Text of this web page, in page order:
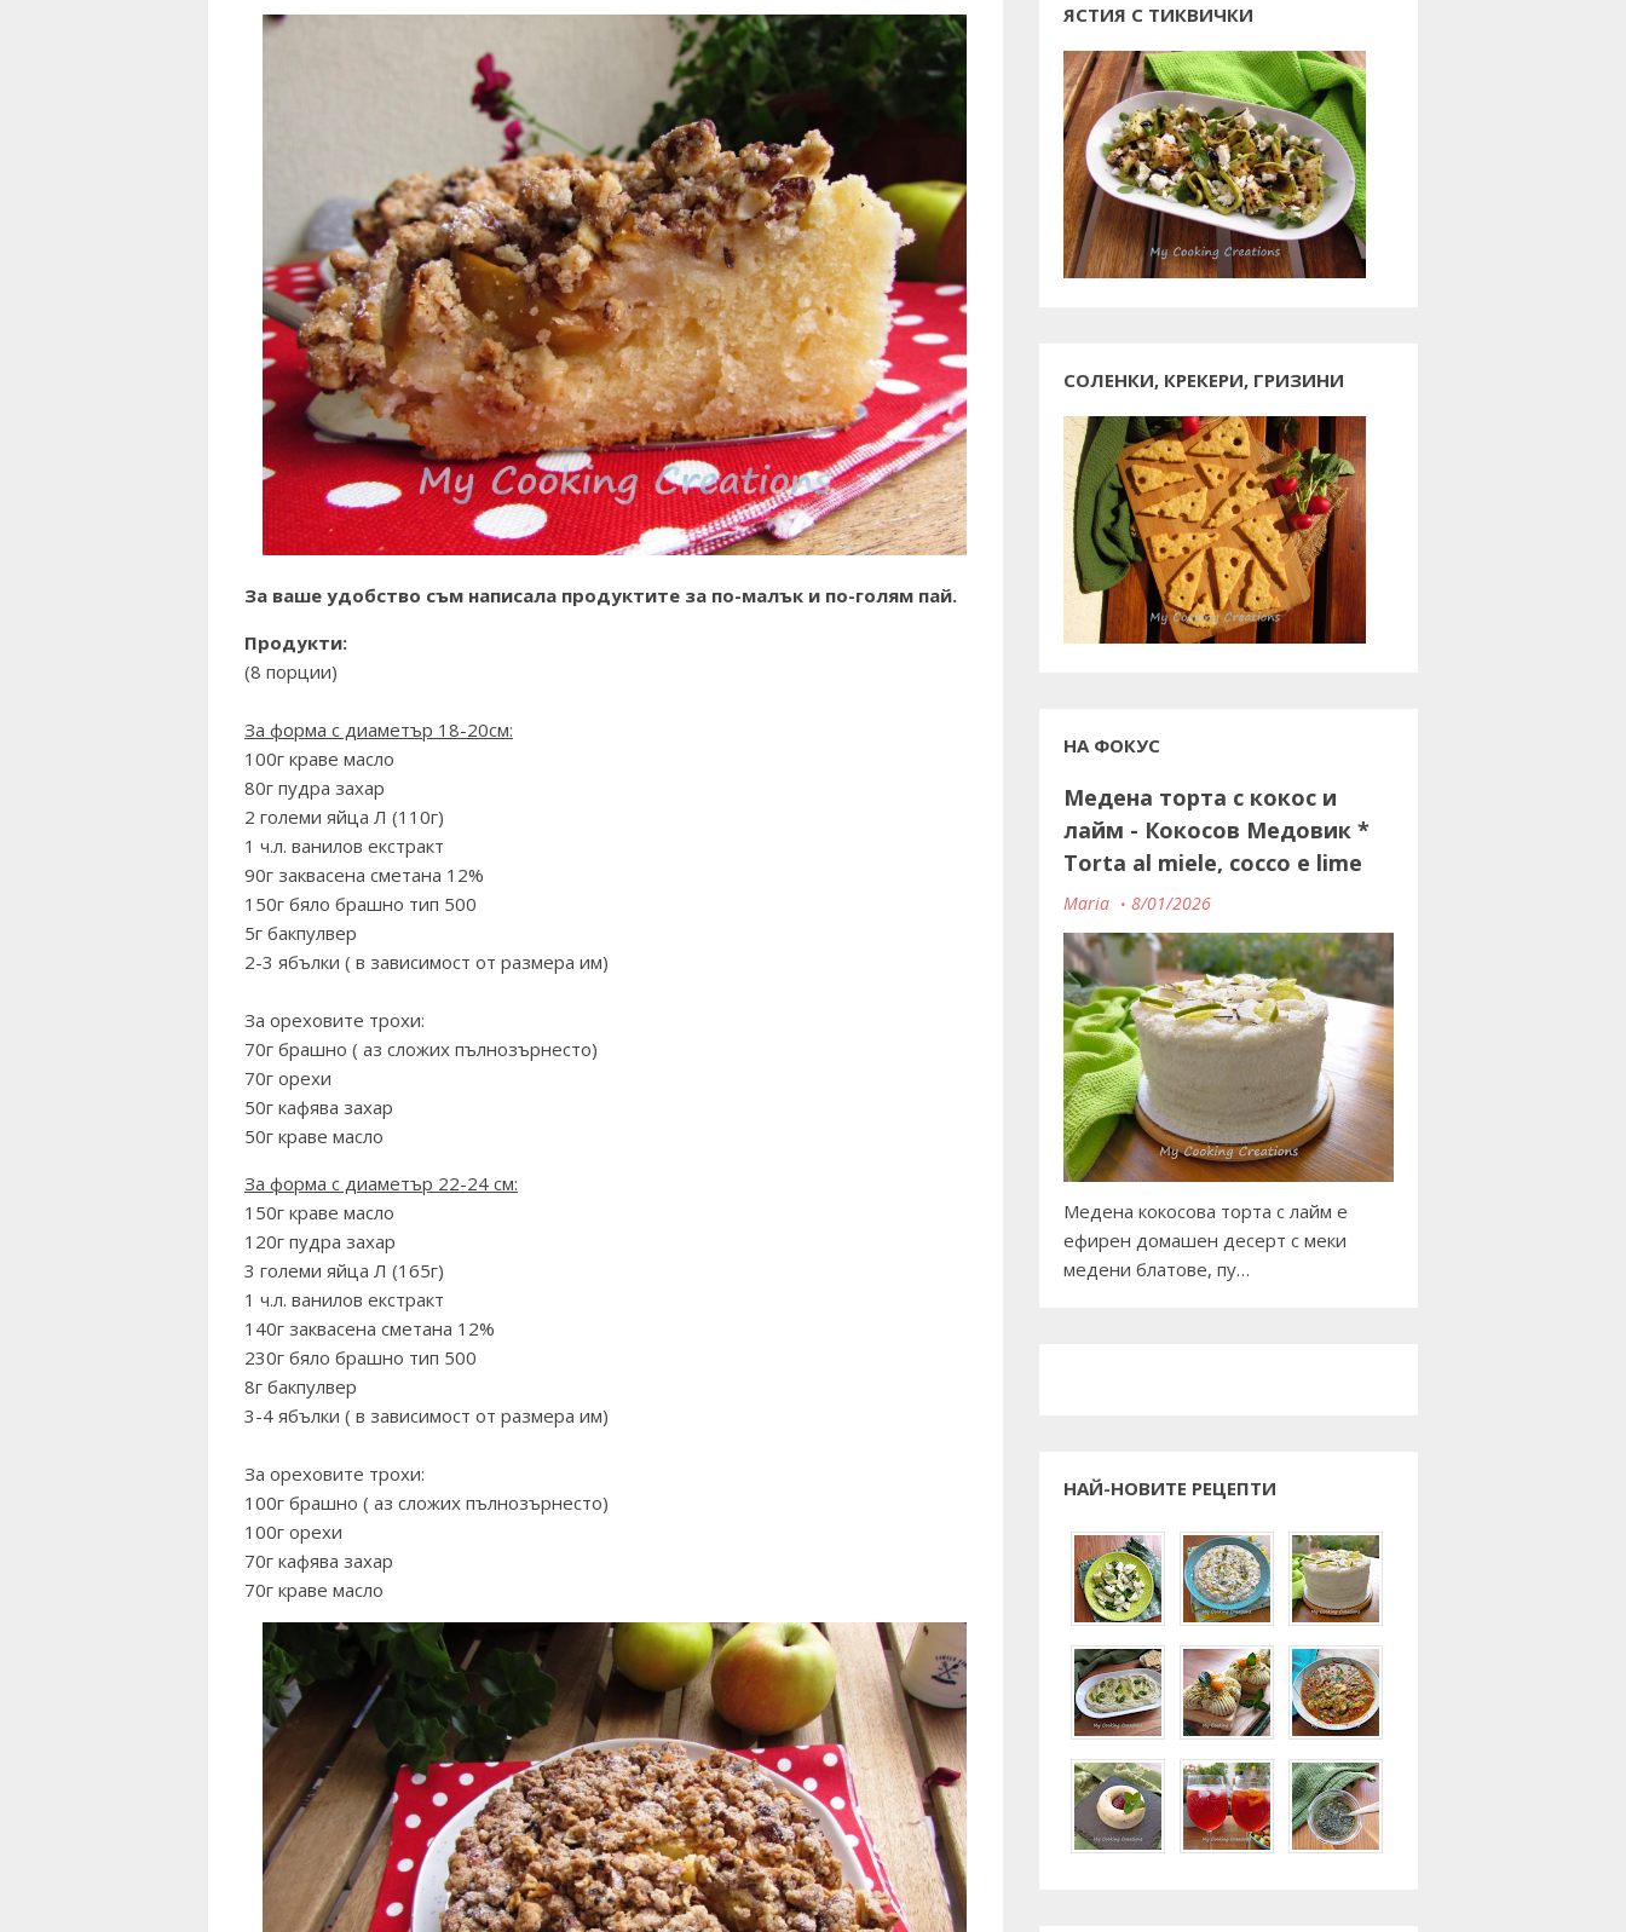
За ваше удобство съм написала продуктите за по-малък и по-голям пай.
Продукти:
(8 порции)
За форма с диаметър 18-20см:
100г краве масло
80г пудра захар
2 големи яйца Л (110г)
1 ч.л. ванилов екстракт
90г заквасена сметана 12%
150г бяло брашно тип 500
5г бакпулвер
2-3 ябълки ( в зависимост от размера им)
За ореховите трохи:
70г брашно ( аз сложих пълнозърнесто)
70г орехи
50г кафява захар
50г краве масло
За форма с диаметър 22-24 см:
150г краве масло
120г пудра захар
3 големи яйца Л (165г)
1 ч.л. ванилов екстракт
140г заквасена сметана 12%
230г бяло брашно тип 500
8г бакпулвер
3-4 ябълки ( в зависимост от размера им)
За ореховите трохи:
100г брашно ( аз сложих пълнозърнесто)
100г орехи
70г кафява захар
70г краве масло
ЯСТИЯ С ТИКВИЧКИ
СОЛЕНКИ, КРЕКЕРИ, ГРИЗИНИ
НА ФОКУС
Медена торта с кокос и
лайм - Кокосов Медовик *
Torta al miele, cocco e lime
Maria 8/01/2026
Медена кокосова торта с лайм е
ефирен домашен десерт с меки
медени блатове, пу…
НАЙ-НОВИТЕ РЕЦЕПТИ